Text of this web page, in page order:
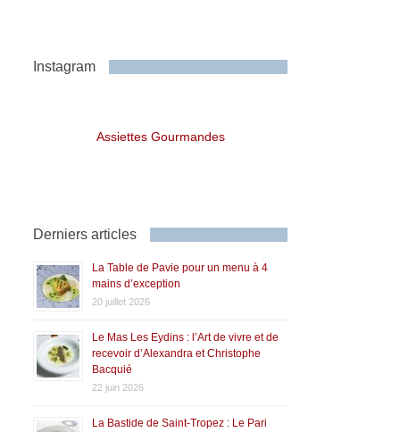
Instagram
Assiettes Gourmandes
Derniers articles
La Table de Pavie pour un menu à 4
mains d’exception
20 juillet 2026
Le Mas Les Eydins : l’Art de vivre et de
recevoir d’Alexandra et Christophe
Bacquié
22 juin 2026
La Bastide de Saint-Tropez : Le Pari